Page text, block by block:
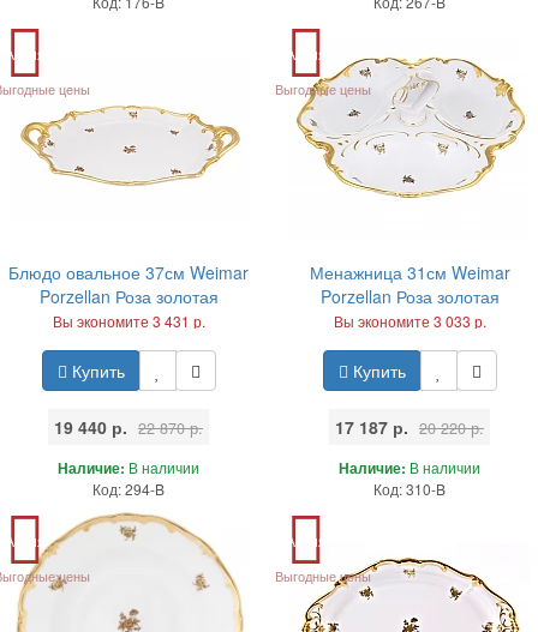
Акция
цены
Блюдо овальное 37см Weimar
Porzellan Роза золотая
Вы экономите 3 431 р.
Купить
19 440 р. 22 870 р.
Наличие: В наличии
Код: 294-B
Акция
Выгодные цены
Менажница 31см Weimar
Porzellan Роза золотая
Вы экономите 3 033 р.
Купить
17 187 р. 20 220 р.
Наличие: В наличии
Код: 310-B
Акция
цены
Акция
Выгодные цены